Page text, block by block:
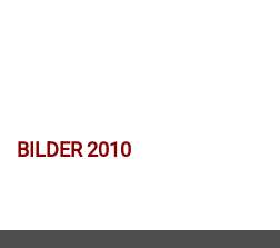
BILDER 2010